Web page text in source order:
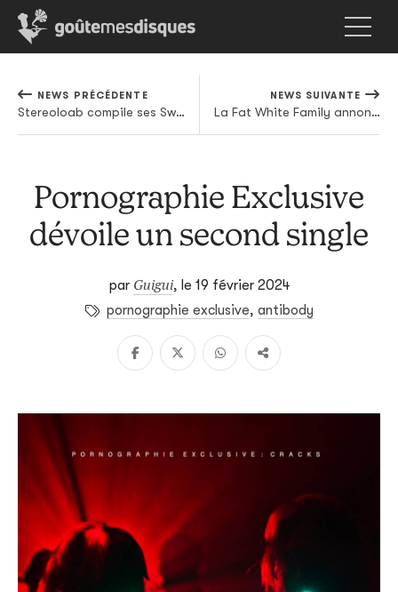
NEWS PRÉCÉDENTE
Stereoloab compile ses Switched On dans un coffret
NEWS SUIVANTE
La Fat White Family annonce une tournée européenne
Pornographie Exclusive
dévoile un second single
par Guigui, le 19 février 2024
pornographie exclusive, antibody